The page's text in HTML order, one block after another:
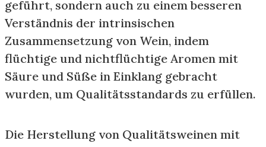
geführt, sondern auch zu einem besseren
Verständnis der intrinsischen
Zusammensetzung von Wein, indem
flüchtige und nichtflüchtige Aromen mit
Säure und Süße in Einklang gebracht
wurden, um Qualitätsstandards zu erfüllen.
Die Herstellung von Qualitätsweinen mit